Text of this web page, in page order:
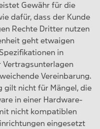
Gewähr für die
dafür, dass der Kunde
Rechte Dritter nutzen
geht etwaigen
in
Vertragsunterlagen
Vereinbarung.
gilt nicht für Mängel, die
in einer Hardware-
nicht kompatiblen
eingesetzt